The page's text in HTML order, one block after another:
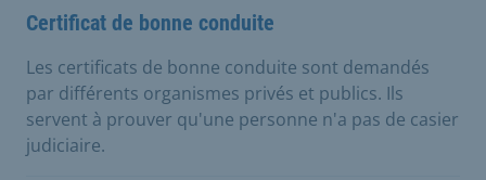
Certificat de bonne conduite
Les certificats de bonne conduite sont demandés
par différents organismes privés et publics. Ils
servent à prouver qu'une personne n'a pas de casier
judiciaire.